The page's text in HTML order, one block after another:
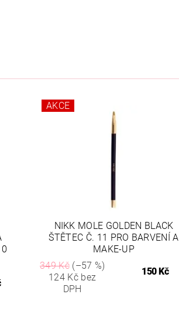
AKCE
NIKK MOLE GOLDEN BLACK
ŠTĚTEC Č. 11 PRO BARVENÍ A
MAKE-UP
349 Kč(–57 %)
124 Kč bez
DPH
150 Kč